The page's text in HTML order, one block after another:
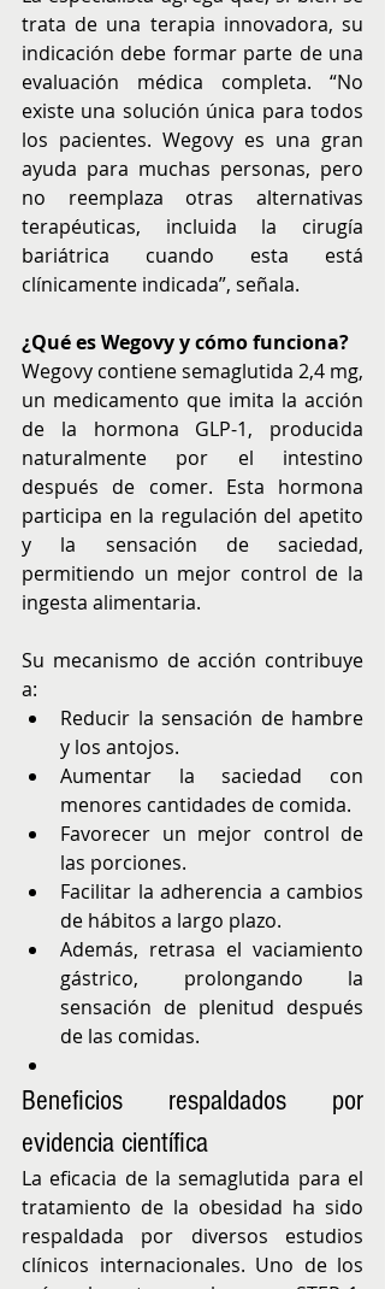
trata de una terapia innovadora, su
indicación debe formar parte de una
evaluación médica completa. “No
existe una solución única para todos
los pacientes. Wegovy es una gran
ayuda para muchas personas, pero
no reemplaza otras alternativas
terapéuticas, incluida la cirugía
bariátrica cuando esta está
clínicamente indicada”, señala.
¿Qué es Wegovy y cómo funciona?
Wegovy contiene semaglutida 2,4 mg,
un medicamento que imita la acción
de la hormona GLP-1, producida
naturalmente por el intestino
después de comer. Esta hormona
participa en la regulación del apetito
y la sensación de saciedad,
permitiendo un mejor control de la
ingesta alimentaria.
Su mecanismo de acción contribuye
a:
Reducir la sensación de hambre
y los antojos.
Aumentar la saciedad con
menores cantidades de comida.
Favorecer un mejor control de
las porciones.
Facilitar la adherencia a cambios
de hábitos a largo plazo.
Además, retrasa el vaciamiento
gástrico, prolongando la
sensación de plenitud después
de las comidas.
Beneficios respaldados por
evidencia científica
La eficacia de la semaglutida para el
tratamiento de la obesidad ha sido
respaldada por diversos estudios
clínicos internacionales. Uno de los